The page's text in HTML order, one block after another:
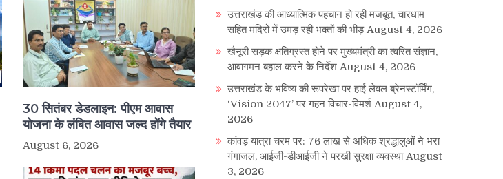
30 सितंबर डेडलाइन: पीएम आवास
योजना के लंबित आवास जल्द होंगे तैयार
August 6, 2026
उत्तराखंड की आध्यात्मिक पहचान हो रही मजबूत, चारधाम
सहित मंदिरों में उमड़ रही भक्तों की भीड़ August 4, 2026
खैनूरी सड़क क्षतिग्रस्त होने पर मुख्यमंत्री का त्वरित संज्ञान,
आवागमन बहाल करने के निर्देश August 4, 2026
उत्तराखंड के भविष्य की रूपरेखा पर हाई लेवल ब्रेनस्टॉर्मिंग,
‘Vision 2047’ पर गहन विचार-विमर्श August 4,
2026
कांवड़ यात्रा चरम पर: 76 लाख से अधिक श्रद्धालुओं ने भरा
गंगाजल, आईजी-डीआईजी ने परखी सुरक्षा व्यवस्था August
3, 2026